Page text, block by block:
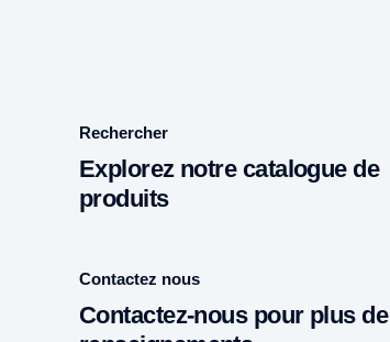
Rechercher
Explorez notre catalogue de
produits
Contactez nous
Contactez-nous pour plus de